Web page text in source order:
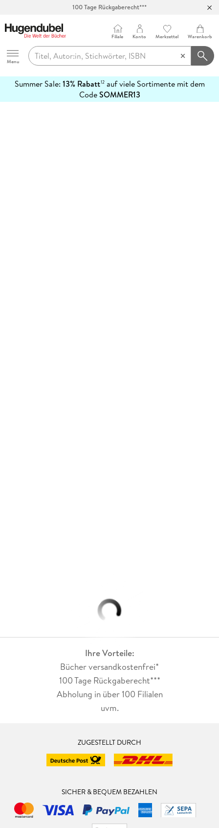
100 Tage Rückgaberecht***
Hugendubel
Menu
Filiale Konto Merkzettel Warenkorb
Summer Sale: 13% Rabatt12auf viele Sortimente mit dem
CodeSOMMER13
erfahren
Ihre Vorteile:
Bücher versandkostenfrei*
100 Tage Rückgaberecht***
Abholung in über 100 Filialen
uvm.
ZUGESTELLT DURCH
SICHER & BEQUEM BEZAHLEN